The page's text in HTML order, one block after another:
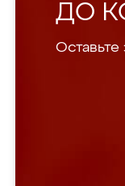
ДО
Оставьте